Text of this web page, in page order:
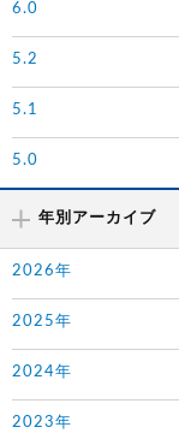
6.0
5.2
5.1
5.0
年別アーカイブ
2026年
2025年
2024年
2023年